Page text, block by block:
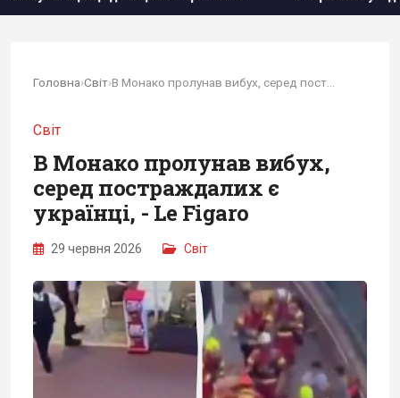
Головна›Світ›
Світ
В Монако пролунав вибух,
серед постраждалих є
українці, - Le Figaro
29 червня 2026 Світ